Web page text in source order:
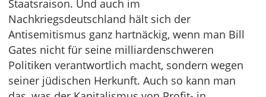
Staatsraison. Und auch im
Nachkriegsdeutschland hält sich der
Antisemitismus ganz hartnäckig, wenn man Bill
Gates nicht für seine milliardenschweren
Politiken verantwortlich macht, sondern wegen
seiner jüdischen Herkunft. Auch so kann man